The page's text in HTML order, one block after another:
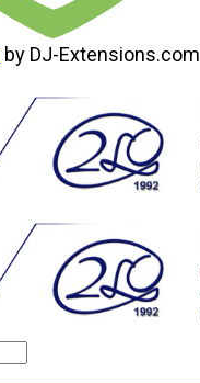
by DJ-Extensions.com